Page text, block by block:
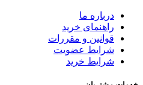
درباره ما
راهنمای خرید
قوانین و مقررات
شرایط عضویت
شرایط خرید